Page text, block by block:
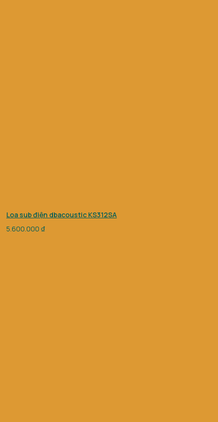
Loa sub điện dbacoustic KS312SA
5.600.000 ₫